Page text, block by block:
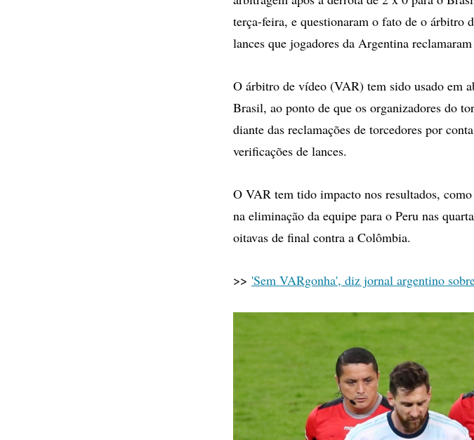
terça-feira, e questionaram o fato de o árbitro
lances que jogadores da Argentina
O árbitro de vídeo (VAR) tem sido usado em
Brasil, ao ponto de que os organizadores do
diante das reclamações de torcedores por
verificações de lances.
O VAR tem tido impacto nos resultados,
na eliminação da equipe para o Peru nas
oitavas de final contra a Colômbia.
>> 'Sem VARgonha', diz jornal argentino